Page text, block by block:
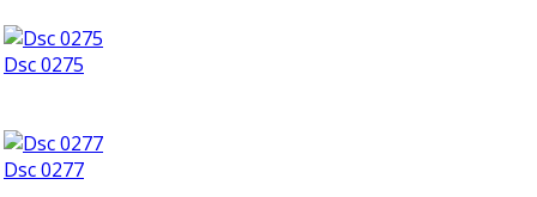
Dsc 0275
Dsc 0277